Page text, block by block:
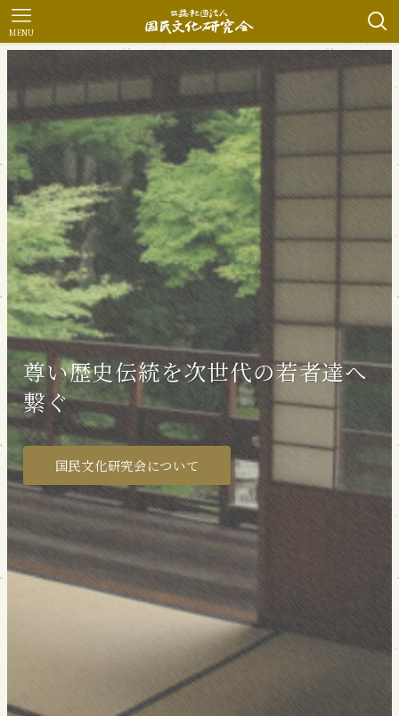
MENU
各種文化セミナー
日本文化の真髄に触れて
自らの情操を豊かにするための勉強会
各地区研修活動
全国学生青年合宿教室
詳細はこちら
尊い歴史伝統を次世代の若者達へ
繋ぐ
国民文化研究会について
各地区研修活動
詳細はこちら